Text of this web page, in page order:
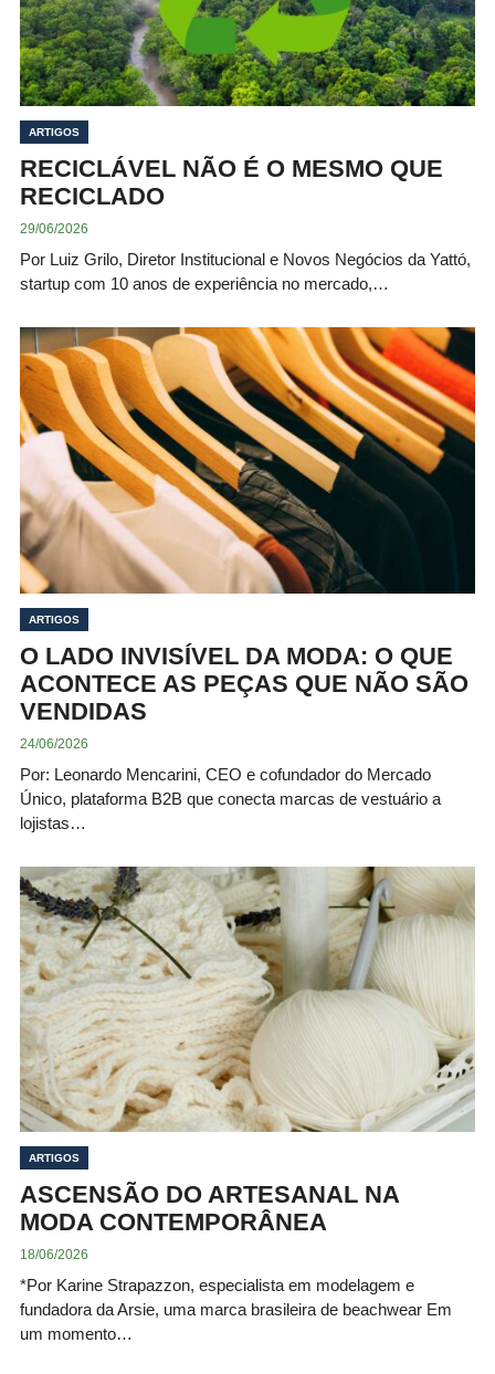
ARTIGOS
RECICLÁVEL NÃO É O MESMO QUE
RECICLADO
29/06/2026
Por Luiz Grilo, Diretor Institucional e Novos Negócios da Yattó,
startup com 10 anos de experiência no mercado,…
ARTIGOS
O LADO INVISÍVEL DA MODA: O QUE
ACONTECE AS PEÇAS QUE NÃO SÃO
VENDIDAS
24/06/2026
Por: Leonardo Mencarini, CEO e cofundador do Mercado
Único, plataforma B2B que conecta marcas de vestuário a
lojistas…
ARTIGOS
ASCENSÃO DO ARTESANAL NA
MODA CONTEMPORÂNEA
18/06/2026
*Por Karine Strapazzon, especialista em modelagem e
fundadora da Arsie, uma marca brasileira de beachwear Em
um momento…